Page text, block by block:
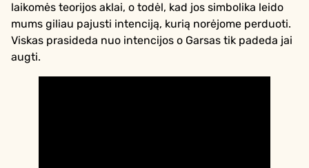
laikomės teorijos aklai, o todėl, kad jos simbolika leido
mums giliau pajusti intenciją, kurią norėjome perduoti.
Viskas prasideda nuo intencijos o Garsas tik padeda jai
augti.